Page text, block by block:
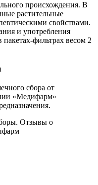
происхождения. В
растительные
свойствами.
и употребления
фильтрах весом 2
сбора от
«Медифарм»